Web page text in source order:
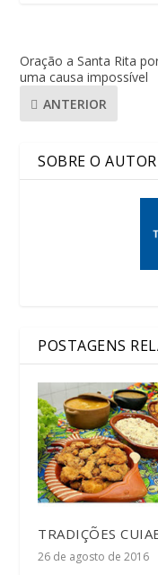
Oração a Santa Rita
uma causa impossível
ANTERIOR
SOBRE O AUTOR
POSTAGENS
TRADIÇÕES
26 de agosto de 2016